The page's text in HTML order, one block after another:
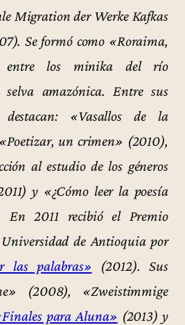
Migration der Werke Kafkas
Se formó como «Roraima,
entre los minika del río
amazónica. Entre sus
destacan: «Vasallos de la
un crimen» (2010),
al estudio de los géneros
y «¿Cómo leer la poesía
En 2011 recibió el Premio
de Antioquia por
las palabras» (2012). Sus
(2008), «Zweistimmige
para Aluna» (2013) y